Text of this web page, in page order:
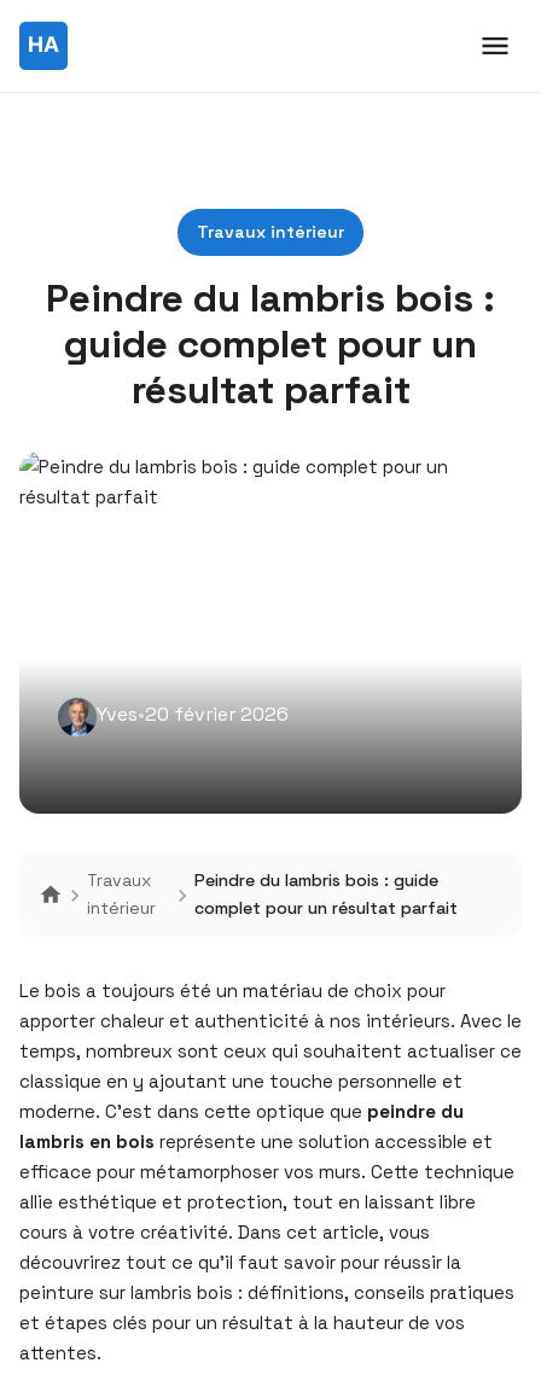
Travaux intérieur
Peindre du lambris bois :
guide complet pour un
résultat parfait
Yves•20 février 2026
Travaux
intérieur
Peindre du lambris bois : guide
complet pour un résultat parfait
Le bois a toujours été un matériau de choix pour
apporter chaleur et authenticité à nos intérieurs. Avec le
temps, nombreux sont ceux qui souhaitent actualiser ce
classique en y ajoutant une touche personnelle et
moderne. C’est dans cette optique que peindre du
lambris en bois représente une solution accessible et
efficace pour métamorphoser vos murs. Cette technique
allie esthétique et protection, tout en laissant libre
cours à votre créativité. Dans cet article, vous
découvrirez tout ce qu’il faut savoir pour réussir la
peinture sur lambris bois : définitions, conseils pratiques
et étapes clés pour un résultat à la hauteur de vos
attentes.